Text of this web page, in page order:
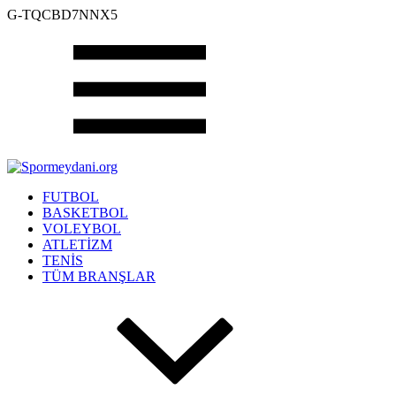
G-TQCBD7NNX5
FUTBOL
BASKETBOL
VOLEYBOL
ATLETİZM
TENİS
TÜM BRANŞLAR